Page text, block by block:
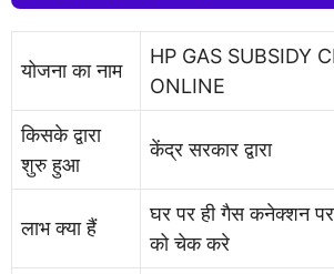
योजना का नाम
HP GAS SUBSIDY
ONLINE
किसके द्वारा
शुरु हुआ
केंद्र सरकार द्वारा
लाभ क्या हैं
घर पर ही गैस कनेक्शन पर
को चेक करे